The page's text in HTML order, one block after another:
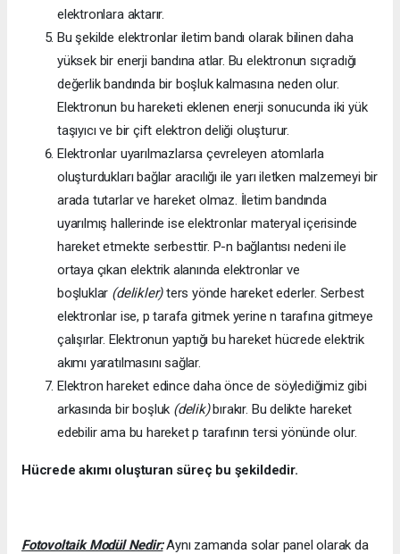
elektronlara aktarır.
Bu şekilde elektronlar iletim bandı olarak bilinen daha
yüksek bir enerji bandına atlar. Bu elektronun sıçradığı
değerlik bandında bir boşluk kalmasına neden olur.
Elektronun bu hareketi eklenen enerji sonucunda iki yük
taşıyıcı ve bir çift elektron deliği oluşturur.
Elektronlar uyarılmazlarsa çevreleyen atomlarla
oluşturdukları bağlar aracılığı ile yarı iletken malzemeyi bir
arada tutarlar ve hareket olmaz. İletim bandında
uyarılmış hallerinde ise elektronlar materyal içerisinde
hareket etmekte serbesttir. P-n bağlantısı nedeni ile
ortaya çıkan elektrik alanında elektronlar ve
boşluklar (delikler)ters yönde hareket ederler. Serbest
elektronlar ise, p tarafa gitmek yerine n tarafına gitmeye
çalışırlar. Elektronun yaptığı bu hareket hücrede elektrik
akımı yaratılmasını sağlar.
Elektron hareket edince daha önce de söylediğimiz gibi
arkasında bir boşluk (delik)bırakır. Bu delikte hareket
edebilir ama bu hareket p tarafının tersi yönünde olur.
Hücrede akımı oluşturan süreç bu şekildedir.
Fotovoltaik Modül Nedir:Aynı zamanda solar panel olarak da